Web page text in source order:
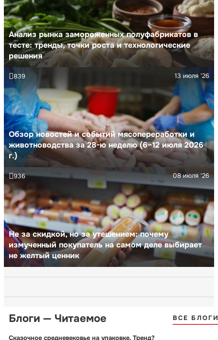
Анализ рынка замороженных полуфабрикатов в
тесте: тренды, точки роста и технологические
решения
Обзор новостей и событий мясопереработки и
животноводства за 28-ю неделю (6–12 июля 2026
г.)
13 июля '26
839
Не за скидкой, но за утешением: почему
измученный покупатель на самом деле выбирает
не желтый ценник
08 июля '26
936
Блоги — Читаемое ВСЕ
Сказочное средневековье на упаковке. Тренд?